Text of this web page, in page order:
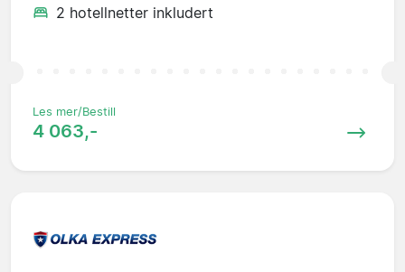
2 hotellnetter inkludert
Les mer/Bestill
4 063,-